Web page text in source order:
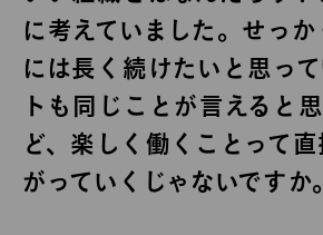
に考えていました。せっ
には長く続けたいと思っ
トも同じことが言えると
ど、楽しく働くことって
がっていくじゃないですか。